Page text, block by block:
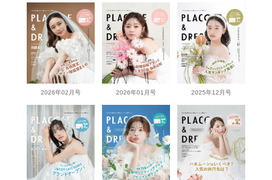
2026年02月号 2026年01月号 2025年12月号